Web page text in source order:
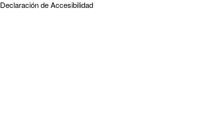
Declaración de Accesibilidad